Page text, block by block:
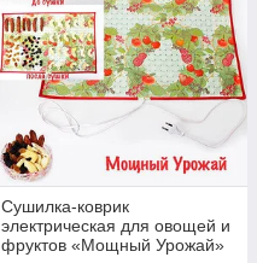
Сушилка-коврик
электрическая для овощей и
фруктов «Мощный Урожай»